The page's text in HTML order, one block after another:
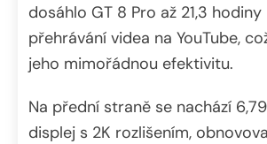
dosáhlo GT 8 Pro až 21,3
přehrávání videa na YouTube,
jeho mimořádnou efektivitu.
Na přední straně se nachází
displej s 2K rozlišením,